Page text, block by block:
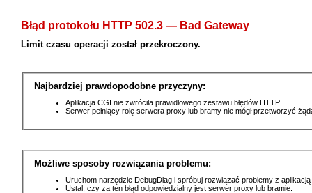
Błąd protokołu HTTP 502.3 — Bad Gateway
Limit czasu operacji został przekroczony.
Najbardziej prawdopodobne przyczyny:
Aplikacja CGI nie zwróciła prawidłowego zestawu błędów HTTP.
Serwer pełniący rolę serwera proxy lub bramy nie mógł przetworzyć
Możliwe sposoby rozwiązania problemu:
Uruchom narzędzie DebugDiag i spróbuj rozwiązać problemy z
Ustal, czy za ten błąd odpowiedzialny jest serwer proxy lub bramie.